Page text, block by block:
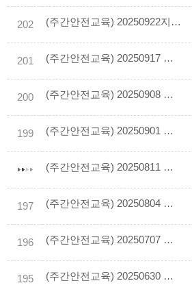
202 (주간안전교육) 20250922지하 작업장 등 밀폐공간 화재위험작업* 안전수칙
201 (주간안전교육) 20250917 건설업 안전난간 임의해체 떨어짐
200 (주간안전교육) 20250908 건설업 실내 마감작업 의 유해.위험요인과 안전수칙 확인
199 (주간안전교육) 20250901 계단실에서 자재 운반 중 추락
(주간안전교육) 20250811 테크플레이트 붕괴사고 사례 및 예방대책
197 (주간안전교육) 20250804 감전재해예방 10대 안전수칙
196 (주간안전교육) 20250707 폭염으로 인한 사망사고 연속발생
195 (주간안전교육) 20250630 장마철 건설현장 핵심 안전수칙